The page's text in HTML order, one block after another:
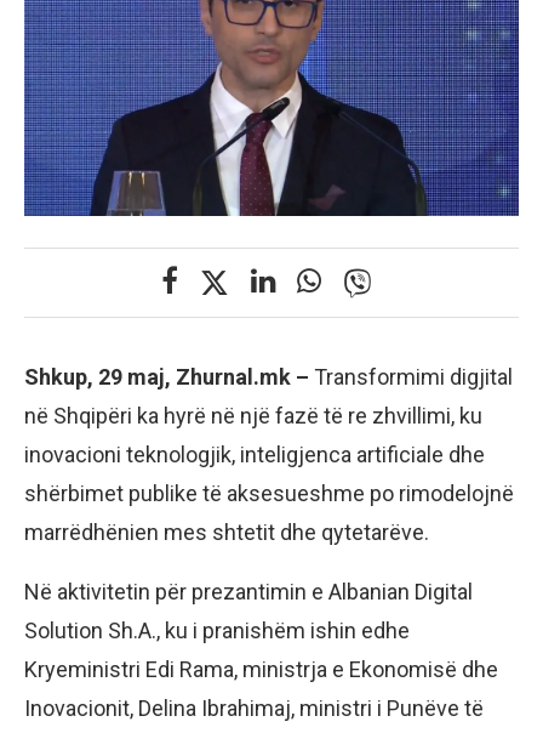
Shkup, 29 maj, Zhurnal.mk – Transformimi digjital
në Shqipëri ka hyrë në një fazë të re zhvillimi, ku
inovacioni teknologjik, inteligjenca artificiale dhe
shërbimet publike të aksesueshme po rimodelojnë
marrëdhënien mes shtetit dhe qytetarëve.
Në aktivitetin për prezantimin e Albanian Digital
Solution Sh.A., ku i pranishëm ishin edhe
Kryeministri Edi Rama, ministrja e Ekonomisë dhe
Inovacionit, Delina Ibrahimaj, ministri i Punëve të